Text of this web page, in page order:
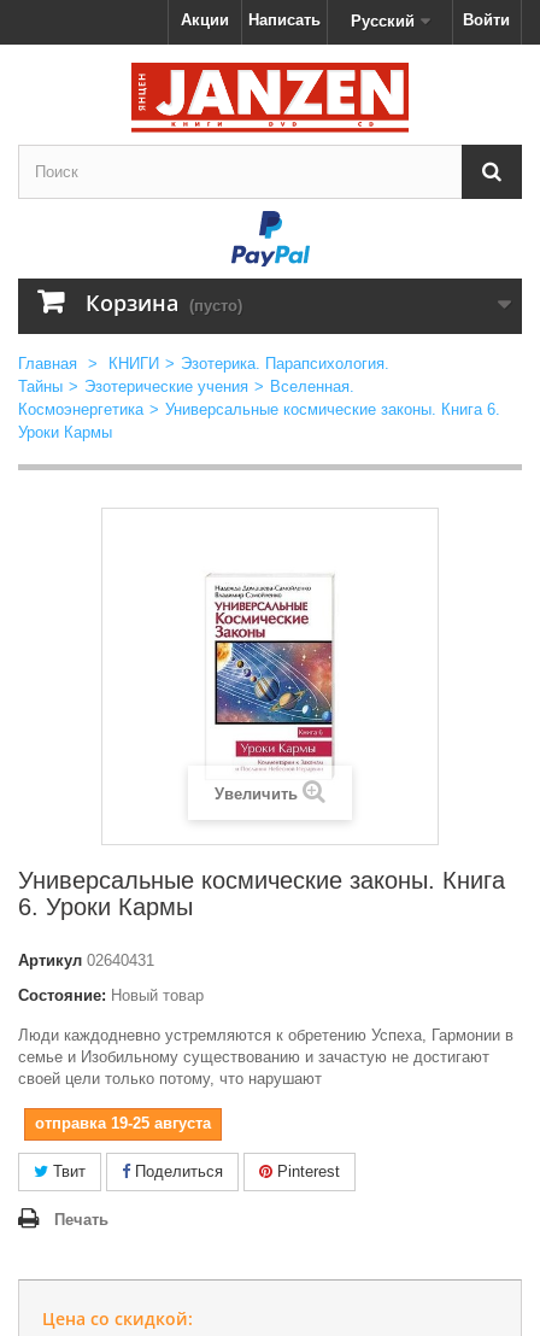
Войти
Русский
Написать
Акции
Корзина (пусто)
Главная > КНИГИ > Эзотерика. Парапсихология.
Тайны > Эзотерические учения > Вселенная.
Космоэнергетика > Универсальные космические законы. Книга 6.
Уроки Кармы
Увеличить
Универсальные космические законы. Книга
6. Уроки Кармы
Артикул 02640431
Состояние: Новый товар
Люди каждодневно устремляются к обретению Успеха, Гармонии в
семье и Изобильному существованию и зачастую не достигают
своей цели только потому, что нарушают
отправка 19-25 августа
Твит Поделиться Pinterest
Печать
Цена со скидкой: